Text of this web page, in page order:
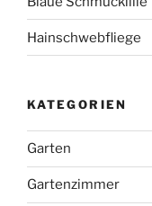
Hainschwebfliege
KATEGORIEN
Garten
Gartenzimmer